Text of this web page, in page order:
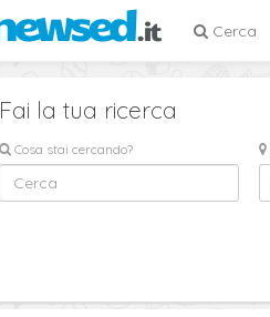
Cerca
Fai la tua ricerca
Cosa stai cercando?